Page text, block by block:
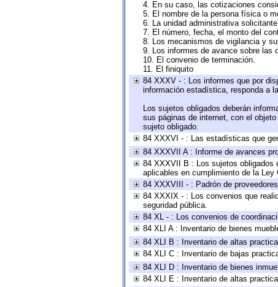
4. En su caso, las cotizaciones
5. El nombre de la persona física o
6. La unidad administrativa
7. El número, fecha, el monto del
8. Los mecanismos de vigilancia y
9. Los informes de avance sobre las
10. El convenio de terminación.
11. El finiquito
84 XXXV - : Los informes que por
información estadística, responda a
Los sujetos obligados deberán
sus páginas de internet, con el
sujeto obligado.
84 XXXVI - : Las estadísticas que
84 XXXVII A : Informe de avances
84 XXXVII B : Los sujetos obligados
aplicables en cumplimiento de la Ley
84 XXXVIII - : Padrón de
84 XXXIX - : Los convenios que
seguridad pública.
84 XL - : Los convenios de
84 XLI A : Inventario de bienes
84 XLI B : Inventario de altas
84 XLI C : Inventario de bajas
84 XLI D : Inventario de bienes
84 XLI E : Inventario de altas